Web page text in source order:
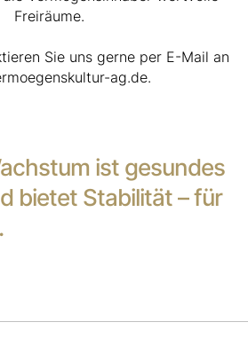
Freiräume.
Sie uns gerne per E-Mail an
ag.de.
ist gesundes
bietet Stabilität – für